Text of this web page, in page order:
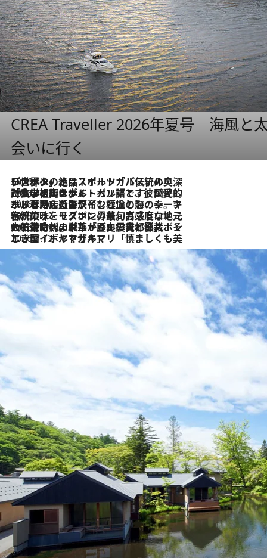
CREA Traveller 2026年夏号 海風と
会いに行く
2026.8.8
リスボンの絶品スイーツ「パステル・デ・ナタ」とは？ポルトガル伝統の奥深い世界へ
2026.7.27
「私の祖国はポルトガル語です」国民的詩人フェルナンド・ペソアと、彼が愛した文学の街を歩く
2026.7.26
ポルトガル近海が育む極上の海の幸。キリリと冷えた白ワインと愉しむ、シーフード専門店の贅沢
2026.7.22
伝統の味をモダンに昇華。高感度な地元客が集う、リスボンの最旬ガストロノミー
2026.7.21
大航海時代の栄華から、震災、独裁、そして革命へ。ポルトガル・首都リスボンの石畳に刻まれた「歴史の光と影」
2026.7.13
エッセイ・ヤマザキマリ「慎ましくも美しき国 ポルトガル」